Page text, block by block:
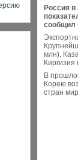
Россия
сообщил
млн),
В
Корею
стран